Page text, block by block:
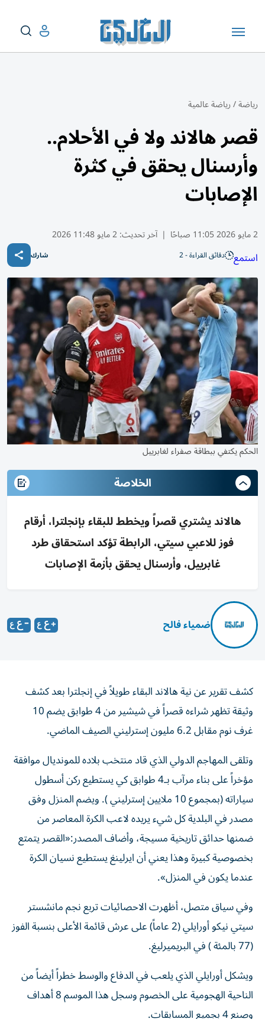
رياضة/رياضة عالمية
قصر هالاند ولا في الأحلام..
وأرسنال يحقق في كثرة
الإصابات
2 مايو 2026 11:05 صباحًا | آخر تحديث:2 مايو 11:48 2026
استمع دقائق القراءة - 2 شارك
الحكم يكتفي ببطاقة صفراء لغابرييل
الخلاصة
هالاند يشتري قصراً ويخطط للبقاء بإنجلترا، أرقام
فوز للاعبي سيتي، الرابطة تؤكد استحقاق طرد
غابرييل، وأرسنال يحقق بأزمة الإصابات
ضمياء فالح
كشف تقرير عن نية هالاند البقاء طويلاً في إنجلترا بعد كشف
وثيقة تظهر شراءه قصراً في شيشير من 4 طوابق يضم 10
غرف نوم مقابل 6.2 مليون إسترليني الصيف الماضي.
وتلقى المهاجم الدولي الذي قاد منتخب بلاده للمونديال موافقة
مؤخراً على بناء مرآب بـ4 طوابق كي يستطيع ركن أسطول
سياراته (بمجموع 10 ملايين إسترليني ). ويضم المنزل وفق
مصدر في البلدية كل شيء يريده لاعب الكرة المعاصر من
ضمنها حدائق تاريخية مسيجة، وأضاف المصدر:«القصر يتمتع
بخصوصية كبيرة وهذا يعني أن ايرلينغ يستطيع نسيان الكرة
عندما يكون في المنزل».
وفي سياق متصل، أظهرت الاحصائيات تربع نجم مانشستر
سيتي نيكو أورايلي (2 عاماً) على عرش قائمة الأعلى بنسبة الفوز
(77 بالمئة ) في البريميرليغ.
ويشكل أورايلي الذي يلعب في الدفاع والوسط خطراً أيضاً من
الناحية الهجومية على الخصوم وسجل هذا الموسم 8 أهداف